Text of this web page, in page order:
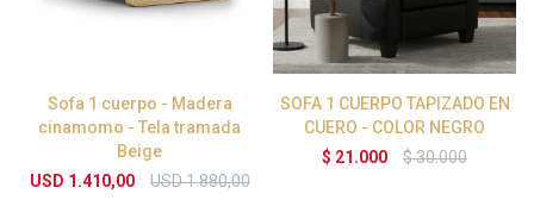
Sofa 1 cuerpo - Madera
cinamomo - Tela tramada
Beige
USD 1.410,00 USD1.880,00
SOFA 1 CUERPO TAPIZADO EN
CUERO - COLOR NEGRO
$ 21.000 $30.000